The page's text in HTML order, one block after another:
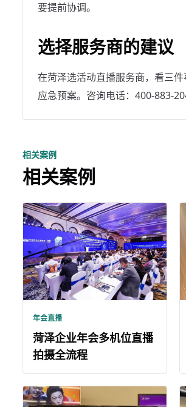
要提前协调。
选择服务商的建议
在菏泽选活动直播服务商，看三
应急预案。咨询电话：400-883-
相关案例
相关案例
年会直播
菏泽企业年会多机位直播
拍摄全流程